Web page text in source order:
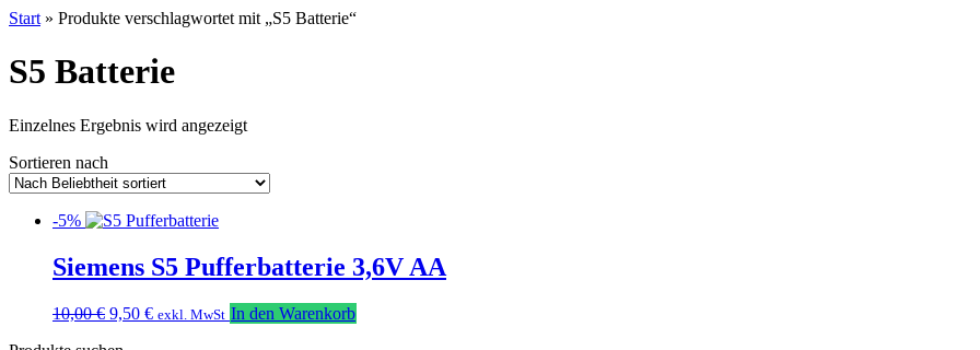
Start » Produkte verschlagwortet mit „S5 Batterie“
S5 Batterie
Einzelnes Ergebnis wird angezeigt
Sortieren nach
-5%
Siemens S5 Pufferbatterie 3,6V AA
10,00€ Ursprünglicher
9,50 €Aktueller
exkl. MwSt In den Warenkorb